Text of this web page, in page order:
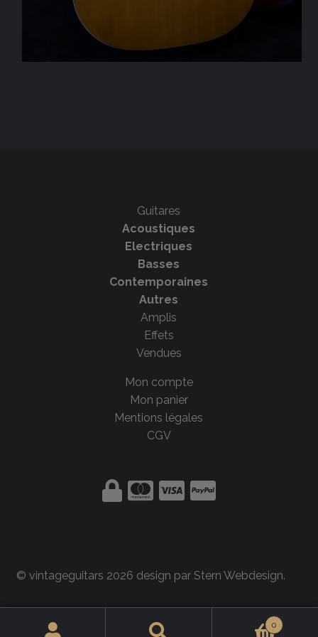
Guitares
Acoustiques
Electriques
Basses
Contemporaines
Autres
Amplis
Effets
Vendues
Mon compte
Mon panier
Mentions légales
CGV
© vintageguitars 2026 design par Stern Webdesign.
Rechercher :
0